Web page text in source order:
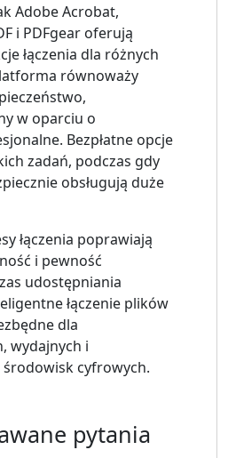
Adobe Acrobat,
i PDFgear oferują
łączenia dla różnych
równoważy
w oparciu o
Bezpłatne opcje
zadań, podczas gdy
obsługują duże
łączenia poprawiają
i pewność
udostępniania
łączenie plików
dla
wydajnych i
cyfrowych.
pytania